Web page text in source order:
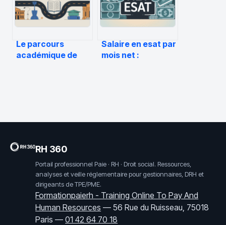
Le parcours
académique de
Salaire en esat par
mois net :
RH 360
Portail professionnel Paie · RH · Droit social. Ressources,
analyses et veille réglementaire pour gestionnaires, DRH et
dirigeants de TPE/PME.
Formationpaierh - Training Online To Pay And
Human Resources —56 Rue du Ruisseau, 75018
Paris —01 42 64 70 18